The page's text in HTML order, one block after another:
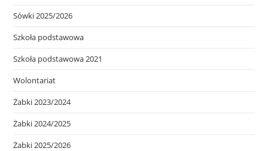
Sówki 2025/2026
Szkoła podstawowa
Szkoła podstawowa 2021
Wolontariat
Żabki 2023/2024
Żabki 2024/2025
Żabki 2025/2026